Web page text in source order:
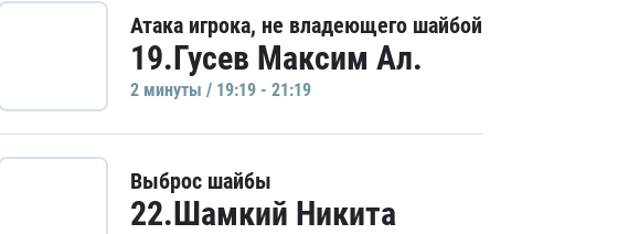
Атака игрока, не владеющего шайбой
19.Гусев Максим Ал.
2 минуты / 19:19 - 21:19
Выброс шайбы
22.Шамкий Никита